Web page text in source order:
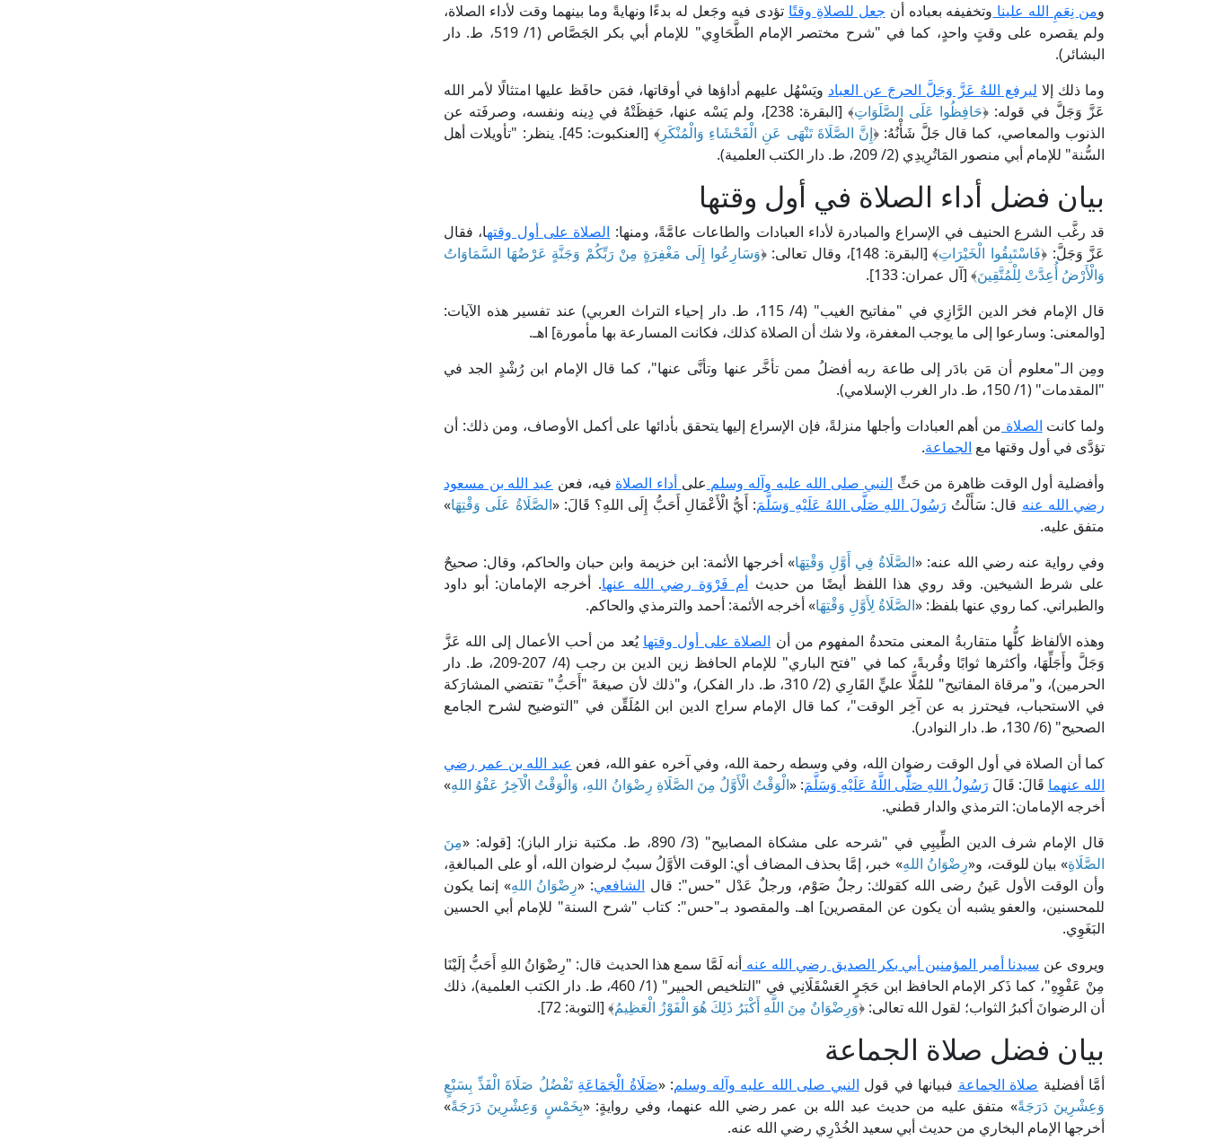
ومن نِعَمِ الله علينا وتخفيفه بعباده أن جعل للصلاةِ وقتًا تؤدى فيه وجَعل له بدءًا ونهايةً وما بينهما وقت لأداء الصلاة،
ولم يقصره على وقتٍ واحدٍ، كما في "شرح مختصر الإمام الطَّحَاوِي" للإمام أبي بكر الجَصَّاص (1/ 519، ط. دار
البشائر).
وما ذلك إلا ليرفع اللهُ عَزَّ وَجَلَّ الحرجَ عن العباد ويَسْهُل عليهم أداؤها في أوقاتها، فمَن حافَظ عليها امتثالًا لأمر الله
عَزَّ وَجَلَّ في قوله: ﴿حَافِظُوا عَلَى الصَّلَوَاتِ
﴾ [البقرة: 238]، ولم يَسْه عنها، حَفِظَتْهُ في دِينه ونفسه، وصرفَته عن
الذنوب والمعاصي، كما قال جَلَّ شَأْنُهُ: ﴿إِنَّ الصَّلَاةَ تَنْهَى عَنِ الْفَحْشَاءِ وَالْمُنْكَرِ
﴾ [العنكبوت: 45]. ينظر: "تأويلات أهل
السُّنة" للإمام أبي منصور المَاتُرِيدِي (2/ 209، ط. دار الكتب العلمية).
بيان فضل أداء الصلاة في أول وقتها
قد رغَّب الشرع الحنيف في الإسراع والمبادرة لأداء العبادات والطاعات عامَّةً، ومنها: الصلاة على أول وقتها، فقال
عَزَّ وَجَلَّ: ﴿فَاسْتَبِقُوا الْخَيْرَاتِ﴾ [البقرة: 148]، وقال تعالى: ﴿
وَسَارِعُوا إِلَى مَغْفِرَةٍ مِنْ رَبِّكُمْ وَجَنَّةٍ عَرْضُهَا السَّمَاوَاتُ
وَالْأَرْضُ أُعِدَّتْ لِلْمُتَّقِينَ﴾ [آل عمران: 133].
قال الإمام فخر الدين الرَّازِي في "مفاتيح الغيب" (4/ 115، ط. دار إحياء التراث العربي) عند تفسير هذه الآيات:
[والمعنى: وسارعوا إلى ما يوجب المغفرة، ولا شك أن الصلاة كذلك، فكانت المسارعة بها مأمورة] اهـ.
ومِن الـ"معلوم أن مَن بادَر إلى طاعة ربه أفضلُ ممن تأخَّر عنها وتأنَّى عنها"، كما قال الإمام ابن رُشْدٍ الجد في
"المقدمات" (1/ 150، ط. دار الغرب الإسلامي).
ولما كانت الصلاة من أهم العبادات وأجلها منزلةً، فإن الإسراع إليها يتحقق بأدائها على أكمل الأوصاف، ومن ذلك: أن
تؤدَّى في أول وقتها مع الجماعة.
وأفضلية أول الوقت ظاهرة من حَثِّ النبي صلى الله عليه وآله وسلم على أداء الصلاة فيه، فعن عبد الله بن مسعود
رضي الله عنه قال: سَأَلْتُرَسُولَ اللهِ صَلَّى اللهُ عَلَيْهِ وَسَلَّمَ: أَيُّ الْأَعْمَالِ أَحَبُّ إِلَى اللهِ؟ قَالَ: «الصَّلَاةُ عَلَى وَقْتِهَا»
متفق عليه.
وفي رواية عنه رضي الله عنه: «الصَّلَاةُ فِي أَوَّلِ وَقْتِهَا» أخرجها الأئمة: ابن خزيمة وابن حبان والحاكم، وقال: صحيحٌ
على شرط الشيخين. وقد روي هذا اللفظ أيضًا من حديثأم فَرْوَة رضي الله عنها. أخرجه الإمامان: أبو داود
والطبراني. كما روي عنها بلفظ: «الصَّلَاةُ لِأَوَّلِ وَقْتِهَا» أخرجه الأئمة: أحمد والترمذي والحاكم.
وهذه الألفاظ كلُّها متقاربةُ المعنى متحدةُ المفهوم من أن الصلاة على أول وقتها يُعد من أحب الأعمال إلى الله عَزَّ
وَجَلَّ وأَجَلِّهَا، وأكثرها ثوابًا وقُربةً، كما في "فتح الباري" للإمام الحافظ زين الدين بن رجب (4/ 207-209، ط. دار
الحرمين)، و"مرقاة المفاتيح" للمُلَّا عليٍّ القَارِي (2/ 310، ط. دار الفكر)، و"ذلك لأن صيغةَ "أَحَبُّ" تقتضي المشارَكة
في الاستحباب، فيحترز به عن آخِر الوقت"، كما قال الإمام سراج الدين ابن المُلَقِّن في "التوضيح لشرح الجامع
الصحيح" (6/ 130، ط. دار النوادر).
كما أن الصلاة في أول الوقت رضوان الله، وفي وسطه رحمة الله، وفي آخره عفو الله، فعن عبد الله بن عمر رضي
الله عنهما قَالَ: قَالَرَسُولُ اللهِ صَلَّى اللَّهُ عَلَيْهِ وَسَلَّمَ: «الْوَقْتُ الْأَوَّلُ مِنَ الصَّلَاةِ رِضْوَانُ اللهِ، وَالْوَقْتُ الْآخِرُ عَفْوُ اللهِ»
أخرجه الإمامان: الترمذي والدار قطني.
قال الإمام شرف الدين الطِّيبِي في "شرحه على مشكاة المصابيح" (3/ 890، ط. مكتبة نزار الباز): [قوله: «
مِنَ
الصَّلَاةِ» بيان للوقت، و«رِضْوَانُ اللهِ» خبر، إمَّا بحذف المضاف أي: الوقت الأوَّلُ سببٌ لرضوان الله، أو على المبالغةِ،
وأن الوقت الأول عَينُ رضى الله كقولك: رجلٌ صَوْم، ورجلٌ عَدْل "حس": قال الشافعي: «رِضْوَانُ اللهِ» إنما يكون
للمحسنين، والعفو يشبه أن يكون عن المقصرين] اهـ. والمقصود بـ"حس": كتاب "شرح السنة" للإمام أبي الحسين
البَغَوِي.
ويروى عن سيدنا أمير المؤمنين أبي بكر الصديق رضي الله عنه أنه لَمَّا سمع هذا الحديث قال: "رِضْوَانُ اللهِ أَحَبُّ إلَيْنَا
مِنْ عَفْوِهِ"، كما ذَكر الإمام الحافظ ابن حَجَرٍ العَسْقَلَانِي في "التلخيص الحبير" (1/ 460، ط. دار الكتب العلمية)، ذلك
أن الرضوانَ أكبرُ الثواب؛ لقول الله تعالى: ﴿وَرِضْوَانٌ مِنَ اللَّهِ أَكْبَرُ ذَلِكَ هُوَ الْفَوْزُ الْعَظِيمُ﴾ [التوبة: 72].
بيان فضل صلاة الجماعة
أمَّا أفضلية صلاة الجماعة فبيانها في قول النبي صلى الله عليه وآله وسلم: «صَلَاةُ الْجَمَاعَةِ تَفْضُلُ صَلَاةَ الْفَذِّ بِسَبْعٍ
وَعِشْرِينَ دَرَجَةً» متفق عليه من حديث عبد الله بن عمر رضي الله عنهما، وفي روايةٍ: «بِخَمْسٍ وَعِشْرِينَ دَرَجَةً»
أخرجها الإمام البخاري من حديث أبي سعيد الخُدْرِي رضي الله عنه.